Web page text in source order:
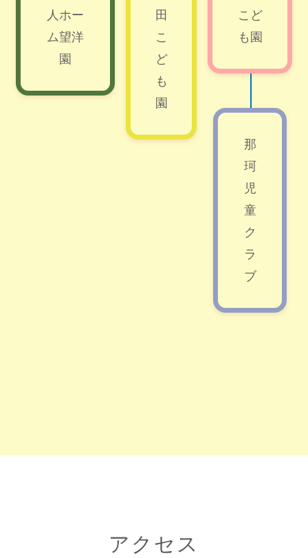
人ホー
ム望洋
園
田
こ
ど
も
園
こど
も園
那
珂
児
童
ク
ラ
ブ
アクセス